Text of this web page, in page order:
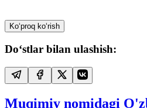
Ko‘proq ko‘rish
Do‘stlar bilan ulashish:
Muqimiy nomidagi